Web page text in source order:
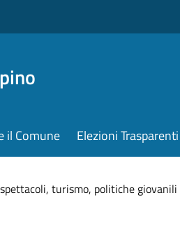
il Comune Elezioni Trasparenti
turismo, politiche giovanili